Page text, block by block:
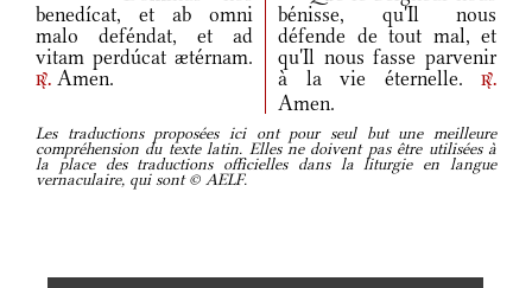
benedícat, et ab omni
malo deféndat, et ad
vitam perdúcat ætérnam.
r. Amen.
bénisse, qu'Il nous
défende de tout mal, et
qu'Il nous fasse parvenir
à la vie éternelle.
r.
Amen.
Les traductions proposées ici ont pour seul but une meilleure
compréhension du texte latin. Elles ne doivent pas être utilisées à
la place des traductions officielles dans la liturgie en langue
vernaculaire, qui sont © AELF.